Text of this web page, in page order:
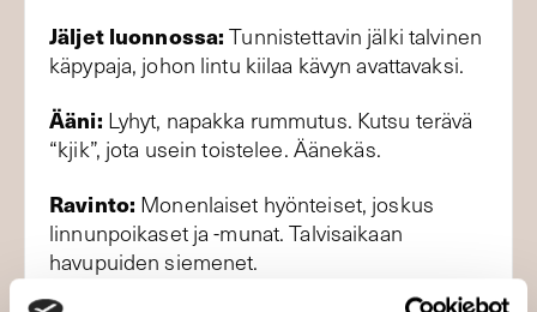
Jäljet luonnossa: Tunnistettavin jälki talvinen
käpypaja, johon lintu kiilaa kävyn avattavaksi.
Ääni: Lyhyt, napakka rummutus. Kutsu terävä
“kjik”, jota usein toistelee. Äänekäs.
Ravinto: Monenlaiset hyönteiset, joskus
linnunpoikaset ja -munat. Talvisaikaan
havupuiden siemenet.